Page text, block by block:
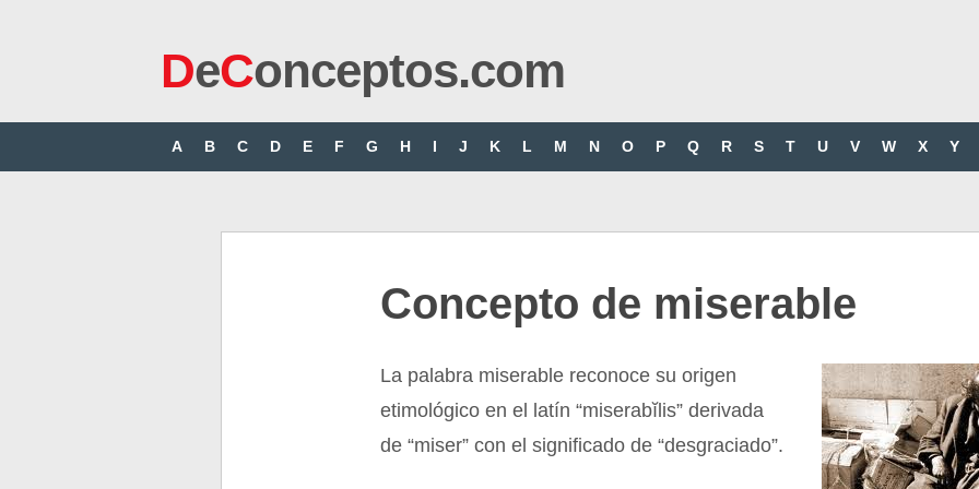
DeConceptos.com
A B C D E F G H I J K L M N O P Q R S T U V W X Y
Concepto de miserable
La palabra miserable reconoce su origen
etimológico en el latín “miserabĭlis” derivada
de “miser” con el significado de “desgraciado”.